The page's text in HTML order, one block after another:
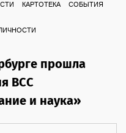
КАРТОТЕКА СОБЫТИЯ
прошла
ВСС
и наука»